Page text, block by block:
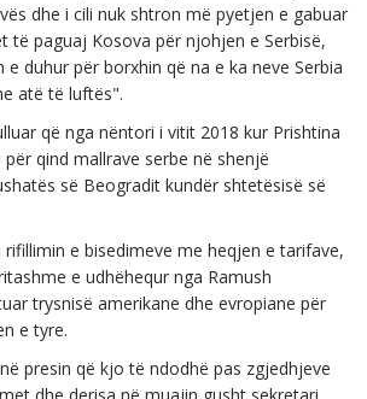
dhe i cili nuk shtron më pyetjen e gabuar
të paguaj Kosova për njohjen e Serbisë,
duhur për borxhin që na e ka neve Serbia
atë të luftës".
që nga nëntori i vitit 2018 kur Prishtina
qind mallrave serbe në shenjë
së Beogradit kundër shtetësisë së
e bisedimeve me heqjen e tarifave,
e udhëhequr nga Ramush
trysnisë amerikane dhe evropiane për
e tyre.
presin që kjo të ndodhë pas zgjedhjeve